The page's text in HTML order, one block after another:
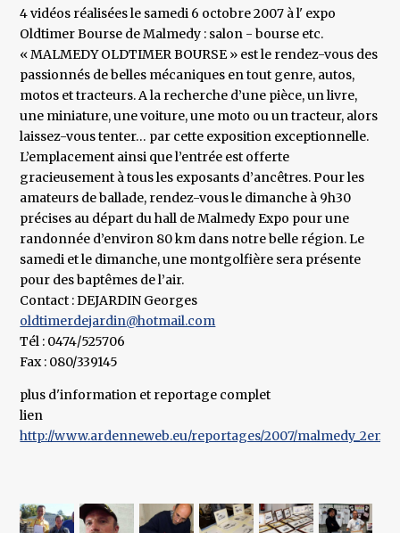
4 vidéos réalisées le samedi 6 octobre 2007 à l' expo
Oldtimer Bourse de Malmedy : salon - bourse etc.
« MALMEDY OLDTIMER BOURSE » est le rendez-vous des
passionnés de belles mécaniques en tout genre, autos,
motos et tracteurs. A la recherche d’une pièce, un livre,
une miniature, une voiture, une moto ou un tracteur, alors
laissez-vous tenter… par cette exposition exceptionnelle.
L’emplacement ainsi que l’entrée est offerte
gracieusement à tous les exposants d’ancêtres. Pour les
amateurs de ballade, rendez-vous le dimanche à 9h30
précises au départ du hall de Malmedy Expo pour une
randonnée d’environ 80 km dans notre belle région. Le
samedi et le dimanche, une montgolfière sera présente
pour des baptêmes de l’air.
Contact : DEJARDIN Georges
oldtimerdejardin@hotmail.com
Tél : 0474/525706
Fax : 080/339145
plus d'information et reportage complet
lien
http://www.ardenneweb.eu/reportages/2007/